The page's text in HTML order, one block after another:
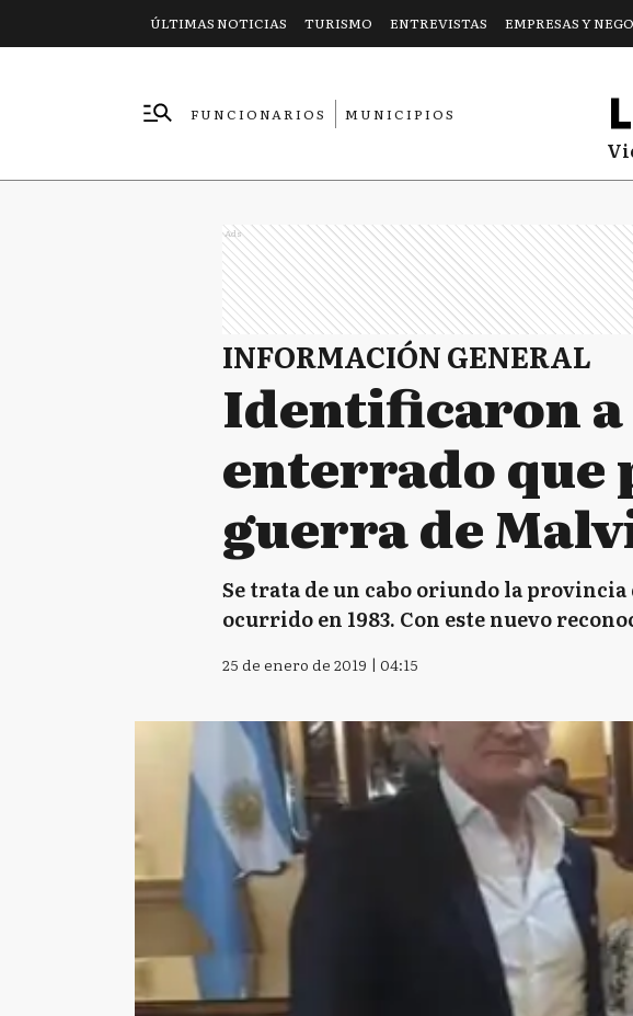
ÚLTIMAS NOTICIAS TURISMO ENTREVISTAS EMPRESAS Y
FUNCIONARIOS
MUNICIPIOS
Ads
INFORMACIÓN GENERAL
Identificaron a
enterrado que
guerra de
Se trata de un cabo oriundo la
ocurrido en 1983. Con este nuevo
25 de enero de 2019 | 04:15